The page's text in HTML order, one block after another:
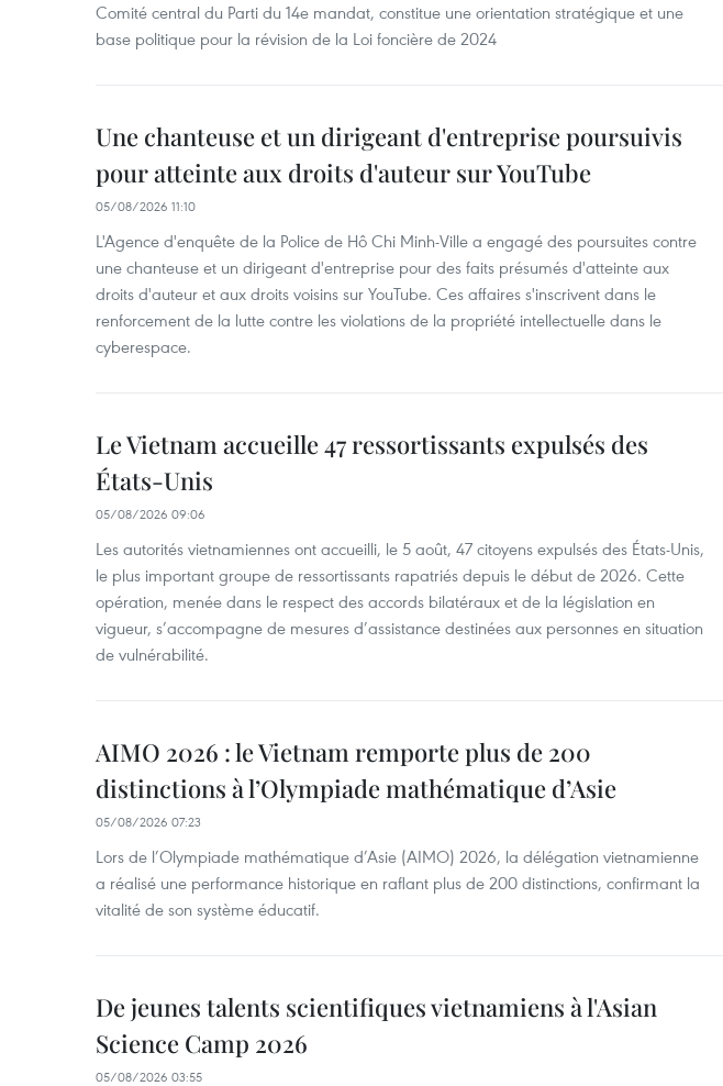
Comité central du Parti du 14e mandat, constitue une orientation stratégique et une
base politique pour la révision de la Loi foncière de 2024
Une chanteuse et un dirigeant d'entreprise poursuivis
pour atteinte aux droits d'auteur sur YouTube
05/08/2026 11:10
L'Agence d'enquête de la Police de Hô Chi Minh-Ville a engagé des poursuites contre
une chanteuse et un dirigeant d'entreprise pour des faits présumés d'atteinte aux
droits d'auteur et aux droits voisins sur YouTube. Ces affaires s'inscrivent dans le
renforcement de la lutte contre les violations de la propriété intellectuelle dans le
cyberespace.
Le Vietnam accueille 47 ressortissants expulsés des
États-Unis
05/08/2026 09:06
Les autorités vietnamiennes ont accueilli, le 5 août, 47 citoyens expulsés des États-Unis,
le plus important groupe de ressortissants rapatriés depuis le début de 2026. Cette
opération, menée dans le respect des accords bilatéraux et de la législation en
vigueur, s’accompagne de mesures d’assistance destinées aux personnes en situation
de vulnérabilité.
AIMO 2026 : le Vietnam remporte plus de 200
distinctions à l’Olympiade mathématique d’Asie
05/08/2026 07:23
Lors de l’Olympiade mathématique d’Asie (AIMO) 2026, la délégation vietnamienne
a réalisé une performance historique en raflant plus de 200 distinctions, confirmant la
vitalité de son système éducatif.
De jeunes talents scientifiques vietnamiens à l'Asian
Science Camp 2026
05/08/2026 03:55